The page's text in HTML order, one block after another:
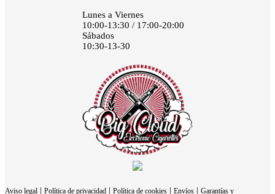
Lunes a Viernes
10:00-13:30 / 17:00-20:00
Sábados
10:30-13-30
Aviso legal | Política de privacidad | Política de cookies | Envíos | Garantías y